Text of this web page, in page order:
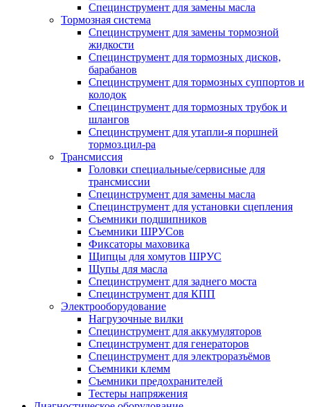
Специнструмент для замены масла
Тормозная система
Специнструмент для замены тормозной
жидкости
Специнструмент для тормозных дисков,
барабанов
Специнструмент для тормозных суппортов и
колодок
Специнструмент для тормозных трубок и
шлангов
Специнструмент для утапли-я поршней
тормоз.цил-ра
Трансмиссия
Головки специальные/сервисные для
трансмиссии
Специнструмент для замены масла
Специнструмент для установки сцепления
Съемники подшипников
Съемники ШРУСов
Фиксаторы маховика
Щипцы для хомутов ШРУС
Щупы для масла
Специнструмент для заднего моста
Специнструмент для КПП
Электрооборудование
Нагрузочные вилки
Специнструмент для аккумуляторов
Специнструмент для генераторов
Специнструмент для электроразъёмов
Съемники клемм
Съемники предохранителей
Тестеры напряжения